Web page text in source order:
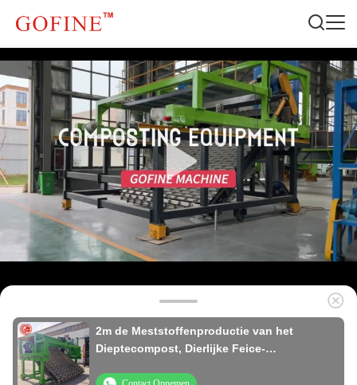
2m de Meststoffenproductie van het
Dieptecompost, Dierlijke Feice-